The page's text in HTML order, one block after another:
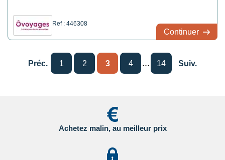
Ref : 446308
Continuer
Préc. 1 2 3 4 ... 14 Suiv.
Achetez malin, au meilleur prix